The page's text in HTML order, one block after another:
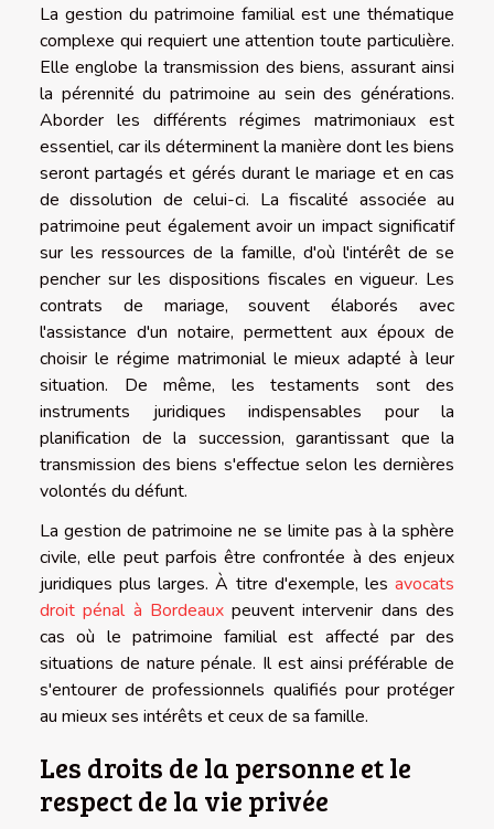
La gestion du patrimoine familial est une thématique
complexe qui requiert une attention toute particulière.
Elle englobe la transmission des biens, assurant ainsi
la pérennité du patrimoine au sein des générations.
Aborder les différents régimes matrimoniaux est
essentiel, car ils déterminent la manière dont les biens
seront partagés et gérés durant le mariage et en cas
de dissolution de celui-ci. La fiscalité associée au
patrimoine peut également avoir un impact significatif
sur les ressources de la famille, d'où l'intérêt de se
pencher sur les dispositions fiscales en vigueur. Les
contrats de mariage, souvent élaborés avec
l'assistance d'un notaire, permettent aux époux de
choisir le régime matrimonial le mieux adapté à leur
situation. De même, les testaments sont des
instruments juridiques indispensables pour la
planification de la succession, garantissant que la
transmission des biens s'effectue selon les dernières
volontés du défunt.
La gestion de patrimoine ne se limite pas à la sphère
civile, elle peut parfois être confrontée à des enjeux
juridiques plus larges. À titre d'exemple, les avocats
droit pénal à Bordeauxpeuvent intervenir dans des
cas où le patrimoine familial est affecté par des
situations de nature pénale. Il est ainsi préférable de
s'entourer de professionnels qualifiés pour protéger
au mieux ses intérêts et ceux de sa famille.
Les droits de la personne et le
respect de la vie privée